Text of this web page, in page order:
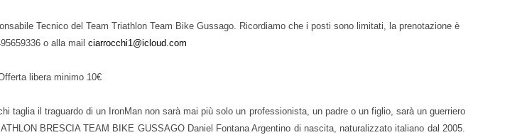
Tecnico del Team Triathlon Team Bike Gussago. Ricordiamo che i posti sono limitati, la prenotazione è
o alla mail ciarrocchi1@icloud.com
libera minimo 10€
taglia il traguardo di un IronMan non sarà mai più solo un professionista, un padre o un figlio, sarà un guerriero
BRESCIA TEAM BIKE GUSSAGO Daniel Fontana Argentino di nascita, naturalizzato italiano dal 2005.